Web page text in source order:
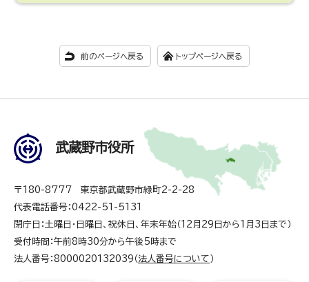
前のページへ戻る トップページへ戻る
武蔵野市役所
〒180-8777 東京都武蔵野市緑町2-2-28
代表電話番号：0422-51-5131
閉庁日：土曜日・日曜日、祝休日、年末年始（12月29日から1月3日まで）
受付時間：午前8時30分から午後5時まで
法人番号：8000020132039（ 法人番号について ）